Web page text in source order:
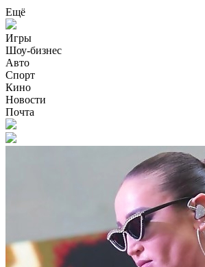
Ещё
Игры
Шоу-бизнес
Авто
Спорт
Кино
Новости
Почта